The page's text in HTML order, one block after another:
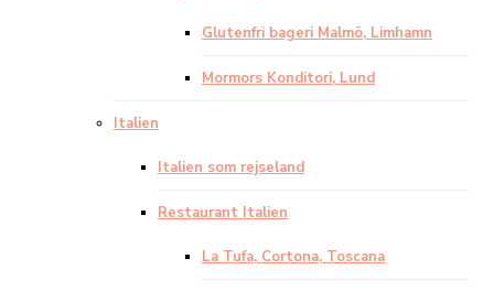
Glutenfri bageri Malmö, Limhamn
Mormors Konditori, Lund
Italien
Italien som rejseland
Restaurant Italien
La Tufa, Cortona, Toscana